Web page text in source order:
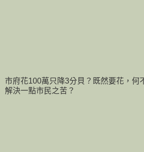
市府花100萬只降3分貝？既然要花，何
解決一點市民之苦？